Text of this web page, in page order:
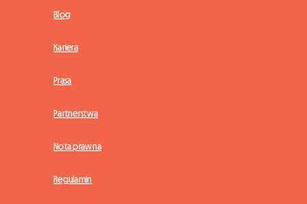
Blog
Kariera
Prasa
Partnerstwa
Nota prawna
Regulamin